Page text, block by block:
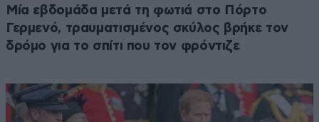
Μία εβδομάδα μετά τη φωτιά στο Πόρτο
Γερμενό, τραυματισμένος σκύλος βρήκε τον
δρόμο για το σπίτι που τον φρόντιζε